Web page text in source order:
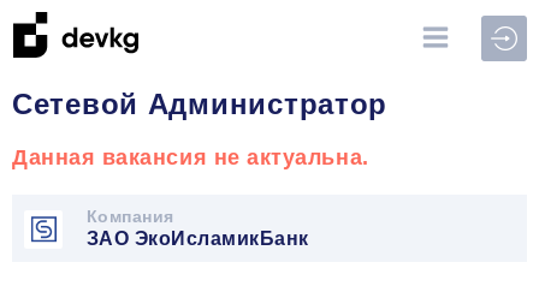
Сетевой Администратор
Данная вакансия не актуальна.
Компания
ЗАО ЭкоИсламикБанк